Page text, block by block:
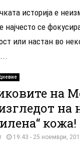
историја е
најчесто се
или настан во
на
на
кожа!
19:43 - 25 ноември,